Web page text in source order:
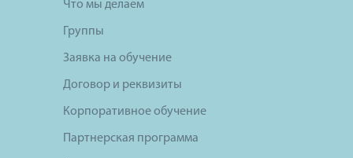
Что мы делаем
Группы
Заявка на обучение
Договор и реквизиты
Корпоративное обучение
Партнерская программа